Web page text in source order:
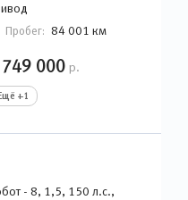
1 749 000
Робот - 8, 1,5, 150 л.с.,
Пробег: 15 414 км